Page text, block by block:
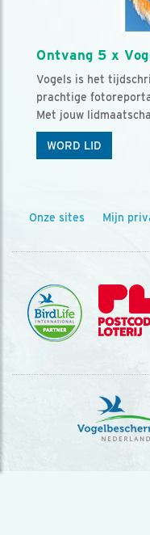
Ontvang 5 x
Vogels is het
prachtige
Met jouw
WORD LID
Onze sites Mijn